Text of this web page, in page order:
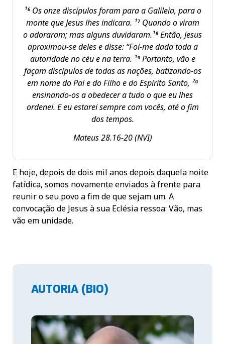
¹⁶ Os onze discípulos foram para a Galileia, para o
monte que Jesus lhes indicara. ¹⁷ Quando o viram
o adoraram; mas alguns duvidaram.¹⁸ Então, Jesus
aproximou-se deles e disse: “Foi-me dada toda a
autoridade no céu e na terra. ¹⁹ Portanto, vão e
façam discípulos de todas as nações, batizando-os
em nome do Pai e do Filho e do Espírito Santo, ²⁰
ensinando-os a obedecer a tudo o que eu lhes
ordenei. E eu estarei sempre com vocês, até o fim
dos tempos.
Mateus 28.16-20(NVI)
E hoje, depois de dois mil anos depois daquela noite
fatídica, somos novamente enviados à frente para
reunir o seu povo a fim de que sejam um. A
convocação de Jesus à sua Eclésia ressoa: Vão, mas
vão em unidade.
AUTORIA (BIO)